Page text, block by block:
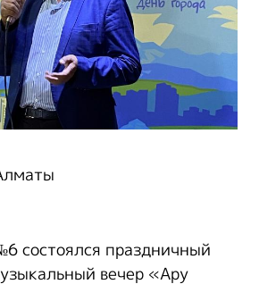
состоялся праздничный
вечер «Ару